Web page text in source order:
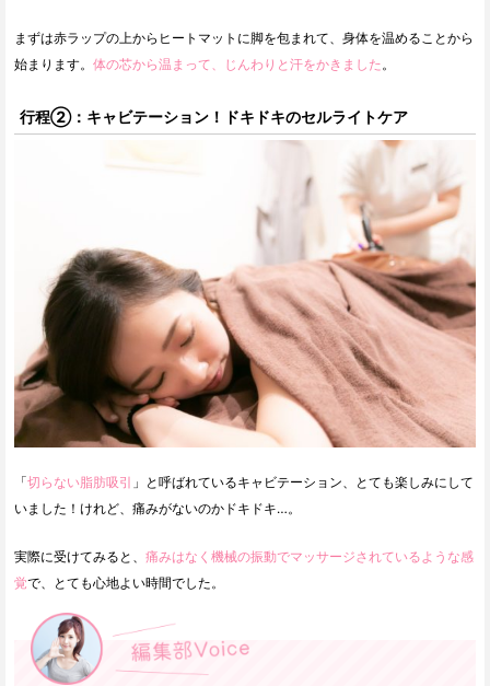
まずは赤ラップの上からヒートマットに脚を包まれて、身体を温めることから
始まります。 体の芯から温まって、じんわりと汗をかきました。
行程②：キャビテーション！ドキドキのセルライトケア
「切らない脂肪吸引 」と呼ばれているキャビテーション、とても楽しみにして
いました！けれど、痛みがないのかドキドキ…。
実際に受けてみると、 痛みはなく機械の振動でマッサージされているような感
覚で、とても心地よい時間でした。